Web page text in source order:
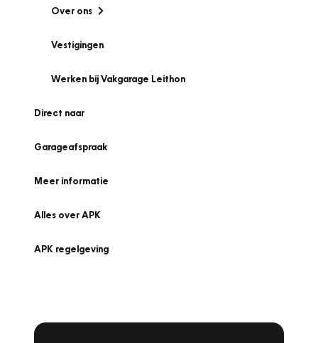
Over ons
Vestigingen
Werken bij Vakgarage Leithon
Direct naar
Garageafspraak
Meer informatie
Alles over APK
APK regelgeving